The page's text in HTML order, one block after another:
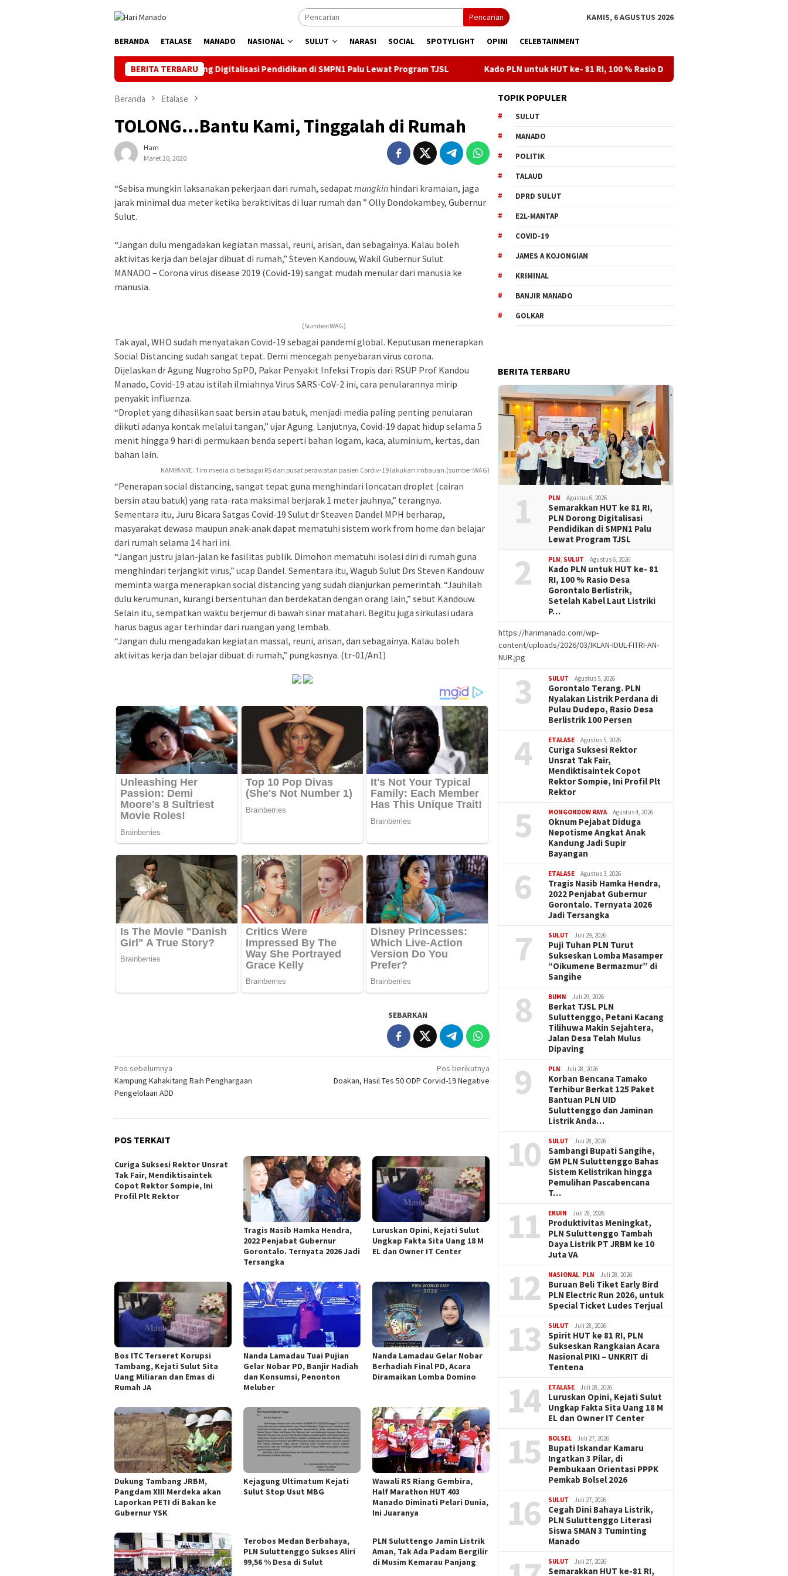
Pencarian KAMIS, 6 AGUSTUS 2026
BERANDA ETALASE MANADO NASIONAL SULUT NARASI SOCIAL SPOTYLIGHT OPINI CELEBTAINMENT
BERITA TERBARU
HUT ke 81 RI, PLN Dorong Digitalisasi Pendidikan di SMPN1 Palu Lewat Program TJSL Kado PLN untuk HUT ke- 81 RI, 100 % Rasio Desa Gorontalo Berlistrik, Setelah Kabel Laut
Beranda Etalase
TOLONG…Bantu Kami, Tinggalah di Rumah
Ham
Maret 20, 2020
“Sebisa mungkin laksanakan pekerjaan dari rumah, sedapat mungkin hindari kramaian, jaga
jarak minimal dua meter ketika beraktivitas di luar rumah dan ” Olly Dondokambey, Gubernur
Sulut.
“Jangan dulu mengadakan kegiatan massal, reuni, arisan, dan sebagainya. Kalau boleh
aktivitas kerja dan belajar dibuat di rumah,” Steven Kandouw, Wakil Gubernur Sulut
MANADO – Corona virus disease 2019 (Covid-19) sangat mudah menular dari manusia ke
manusia.
(Sumber:WAG)
Tak ayal, WHO sudah menyatakan Covid-19 sebagai pandemi global. Keputusan menerapkan
Social Distancing sudah sangat tepat. Demi mencegah penyebaran virus corona.
Dijelaskan dr Agung Nugroho SpPD, Pakar Penyakit Infeksi Tropis dari RSUP Prof Kandou
Manado, Covid-19 atau istilah ilmiahnya Virus SARS-CoV-2 ini, cara penularannya mirip
penyakit influenza.
“Droplet yang dihasilkan saat bersin atau batuk, menjadi media paling penting penularan
diikuti adanya kontak melalui tangan,” ujar Agung. Lanjutnya, Covid-19 dapat hidup selama 5
menit hingga 9 hari di permukaan benda seperti bahan logam, kaca, aluminium, kertas, dan
bahan lain.
KAMPANYE: Tim media di berbagai RS dan pusat perawatan pasien Cordiv-19 lakukan imbauan.(sumber:WAG)
“Penerapan social distancing, sangat tepat guna menghindari loncatan droplet (cairan
bersin atau batuk) yang rata-rata maksimal berjarak 1 meter jauhnya,” terangnya.
Sementara itu, Juru Bicara Satgas Covid-19 Sulut dr Steaven Dandel MPH berharap,
masyarakat dewasa maupun anak-anak dapat mematuhi sistem work from home dan belajar
dari rumah selama 14 hari ini.
“Jangan justru jalan-jalan ke fasilitas publik. Dimohon mematuhi isolasi diri di rumah guna
menghindari terjangkit virus,” ucap Dandel. Sementara itu, Wagub Sulut Drs Steven Kandouw
meminta warga menerapkan social distancing yang sudah dianjurkan pemerintah. “Jauhilah
dulu kerumunan, kurangi bersentuhan dan berdekatan dengan orang lain,” sebut Kandouw.
Selain itu, sempatkan waktu berjemur di bawah sinar matahari. Begitu juga sirkulasi udara
harus bagus agar terhindar dari ruangan yang lembab.
“Jangan dulu mengadakan kegiatan massal, reuni, arisan, dan sebagainya. Kalau boleh
aktivitas kerja dan belajar dibuat di rumah,” pungkasnya. (tr-01/An1)
SEBARKAN
Navigasi
pos
Pos sebelumnya
Kampung Kahakitang Raih Penghargaan
Pengelolaan ADD
Pos berikutnya
Doakan, Hasil Tes 50 ODP Corvid-19 Negative
POS TERKAIT
Curiga Suksesi Rektor Unsrat
Tak Fair, Mendiktisaintek
Copot Rektor Sompie, Ini
Profil Plt Rektor
Tragis Nasib Hamka Hendra,
2022 Penjabat Gubernur
Gorontalo. Ternyata 2026 Jadi
Tersangka
Luruskan Opini, Kejati Sulut
Ungkap Fakta Sita Uang 18 M
EL dan Owner IT Center
Bos ITC Terseret Korupsi
Tambang, Kejati Sulut Sita
Uang Miliaran dan Emas di
Rumah JA
Nanda Lamadau Tuai Pujian
Gelar Nobar PD, Banjir Hadiah
dan Konsumsi, Penonton
Meluber
Nanda Lamadau Gelar Nobar
Berhadiah Final PD, Acara
Diramaikan Lomba Domino
Dukung Tambang JRBM,
Pangdam XIII Merdeka akan
Laporkan PETI di Bakan ke
Gubernur YSK
Kejagung Ultimatum Kejati
Sulut Stop Usut MBG
Wawali RS Riang Gembira,
Half Marathon HUT 403
Manado Diminati Pelari Dunia,
Ini Juaranya
Terobos Medan Berbahaya,
PLN Suluttenggo Sukses Aliri
99,56 % Desa di Sulut
PLN Suluttengo Jamin Listrik
Aman, Tak Ada Padam Bergilir
di Musim Kemarau Panjang
TOPIK POPULER
SULUT
MANADO
POLITIK
TALAUD
DPRD SULUT
E2L-MANTAP
COVID-19
JAMES A KOJONGIAN
KRIMINAL
BANJIR MANADO
GOLKAR
BERITA TERBARU
1 PLN Agustus 6, 2026
Semarakkan HUT ke 81 RI,
PLN Dorong Digitalisasi
Pendidikan di SMPN1 Palu
Lewat Program TJSL
2 PLN SULUT Agustus 6, 2026
Kado PLN untuk HUT ke- 81
RI, 100 % Rasio Desa
Gorontalo Berlistrik,
Setelah Kabel Laut Listriki
P…
https://harimanado.com/wp-
content/uploads/2026/03/IKLAN-IDUL-FITRI-AN-
NUR.jpg
3 SULUT Agustus 5, 2026
Gorontalo Terang. PLN
Nyalakan Listrik Perdana di
Pulau Dudepo, Rasio Desa
Berlistrik 100 Persen
4 ETALASE Agustus 5, 2026
Curiga Suksesi Rektor
Unsrat Tak Fair,
Mendiktisaintek Copot
Rektor Sompie, Ini Profil Plt
Rektor
5 MONGONDOW RAYA Agustus 4, 2026
Oknum Pejabat Diduga
Nepotisme Angkat Anak
Kandung Jadi Supir
Bayangan
6 ETALASE Agustus 3, 2026
Tragis Nasib Hamka Hendra,
2022 Penjabat Gubernur
Gorontalo. Ternyata 2026
Jadi Tersangka
7 SULUT Juli 29, 2026
Puji Tuhan PLN Turut
Sukseskan Lomba Masamper
“Oikumene Bermazmur” di
Sangihe
8 BUMN Juli 29, 2026
Berkat TJSL PLN
Suluttenggo, Petani Kacang
Tilihuwa Makin Sejahtera,
Jalan Desa Telah Mulus
Dipaving
9 PLN Juli 28, 2026
Korban Bencana Tamako
Terhibur Berkat 125 Paket
Bantuan PLN UID
Suluttenggo dan Jaminan
Listrik Anda…
10 SULUT Juli 28, 2026
Sambangi Bupati Sangihe,
GM PLN Suluttenggo Bahas
Sistem Kelistrikan hingga
Pemulihan Pascabencana
T…
11 EKUIN Juli 28, 2026
Produktivitas Meningkat,
PLN Suluttenggo Tambah
Daya Listrik PT JRBM ke 10
Juta VA
12 NASIONAL PLN Juli 28, 2026
Buruan Beli Tiket Early Bird
PLN Electric Run 2026, untuk
Special Ticket Ludes Terjual
13 SULUT Juli 28, 2026
Spirit HUT ke 81 RI, PLN
Sukseskan Rangkaian Acara
Nasional PIKI – UNKRIT di
Tentena
14 ETALASE Juli 28, 2026
Luruskan Opini, Kejati Sulut
Ungkap Fakta Sita Uang 18 M
EL dan Owner IT Center
15 BOLSEL Juli 27, 2026
Bupati Iskandar Kamaru
Ingatkan 3 Pilar, di
Pembukaan Orientasi PPPK
Pemkab Bolsel 2026
16 SULUT Juli 27, 2026
Cegah Dini Bahaya Listrik,
PLN Suluttenggo Literasi
Siswa SMAN 3 Tuminting
Manado
SULUT Juli 27, 2026
Semarakkan HUT ke-81 RI,